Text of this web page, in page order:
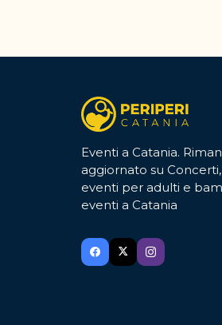
Eventi a Catania.
aggiornato su
eventi per adulti e
eventi a Catania